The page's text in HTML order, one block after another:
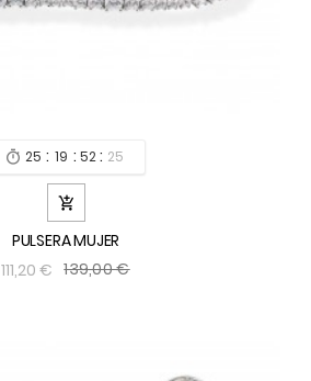
 25 : 19 : 52 : 24

PULSERA MUJER
111,20 € 139,00 €